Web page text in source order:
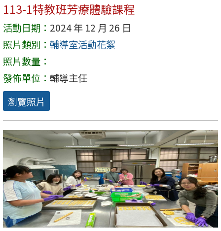
113-1特教班芳療體驗課程
活動日期： 2024 年 12 月 26 日
照片類別： 輔導室活動花絮
照片數量：
發佈單位： 輔導主任
瀏覽照片